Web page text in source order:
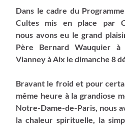
Dans le cadre du
Cultes mis en place par
nous avons eu le grand
Père Bernard Wauquier à
Vianney à Aix le dimanche 8
Bravant le froid et pour
même heure à la grandiose
Notre-Dame-de-Paris, nous
la chaleur spirituelle, la